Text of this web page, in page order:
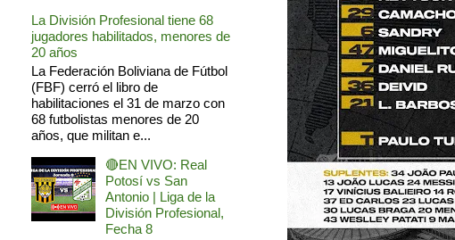
La División Profesional tiene 68
jugadores habilitados, menores de
20 años
La Federación Boliviana de Fútbol
(FBF) cerró el libro de
habilitaciones el 31 de marzo con
68 futbolistas menores de 20
años, que militan e...
🔴EN VIVO: Real
Potosí vs San
Antonio | Liga de la
División Profesional,
Fecha 8